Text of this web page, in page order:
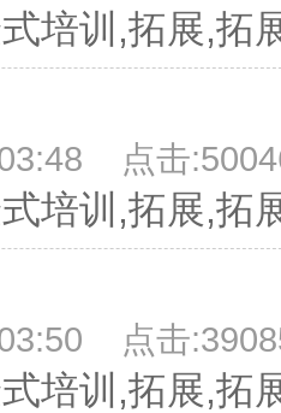
培训,拓展,拓
点击
培训,拓展,拓
点击
培训,拓展,拓